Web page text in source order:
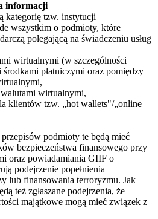
informacji
kategorię tzw. instytucji
wszystkim o podmioty, które
polegającą na świadczeniu usług
wirtualnymi (w szczególności
płatniczymi oraz pomiędzy
wirtualnymi,
klientów tzw. „hot wallets"/„online
podmioty te będą mieć
bezpieczeństwa finansowego przy
oraz powiadamiania GIIF o
podejrzenie popełnienia
lub finansowania terroryzmu. Jak
też zgłaszane podejrzenia, że
majątkowe mogą mieć związek z